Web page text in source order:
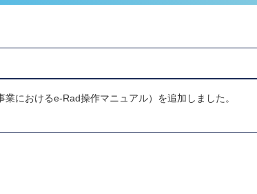
におけるe-Rad操作マニュアル）を追加しました。